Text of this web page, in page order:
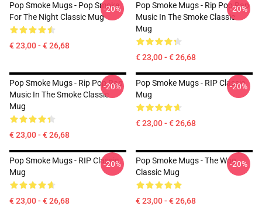
Pop Smoke Mugs - Pop Smoke
For The Night Classic Mug
€ 23,00 - € 26,68
-20%
Pop Smoke Mugs - Rip Pop Rap
Music In The Smoke Classic
Mug
€ 23,00 - € 26,68
-20%
Pop Smoke Mugs - Rip Pop Rap
Music In The Smoke Classic
Mug
€ 23,00 - € 26,68
-20%
Pop Smoke Mugs - RIP Classic
Mug
€ 23,00 - € 26,68
-20%
Pop Smoke Mugs - RIP Classic
Mug
€ 23,00 - € 26,68
-20%
Pop Smoke Mugs - The Woo
Classic Mug
€ 23,00 - € 26,68
-20%